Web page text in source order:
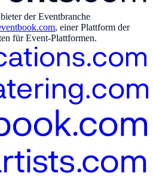
der Eventbranche
, einer Plattform der
für Event-Plattformen.